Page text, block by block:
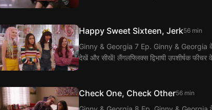
Happy Sweet Sixteen, Jerk56 min
Ginny & Georgia 7 Ep. Ginny & Georgia के
देखें और सीखें! लैंगलफ्लिक्स द्विभाषी उपशीर्षक
Check One, Check Other56 min